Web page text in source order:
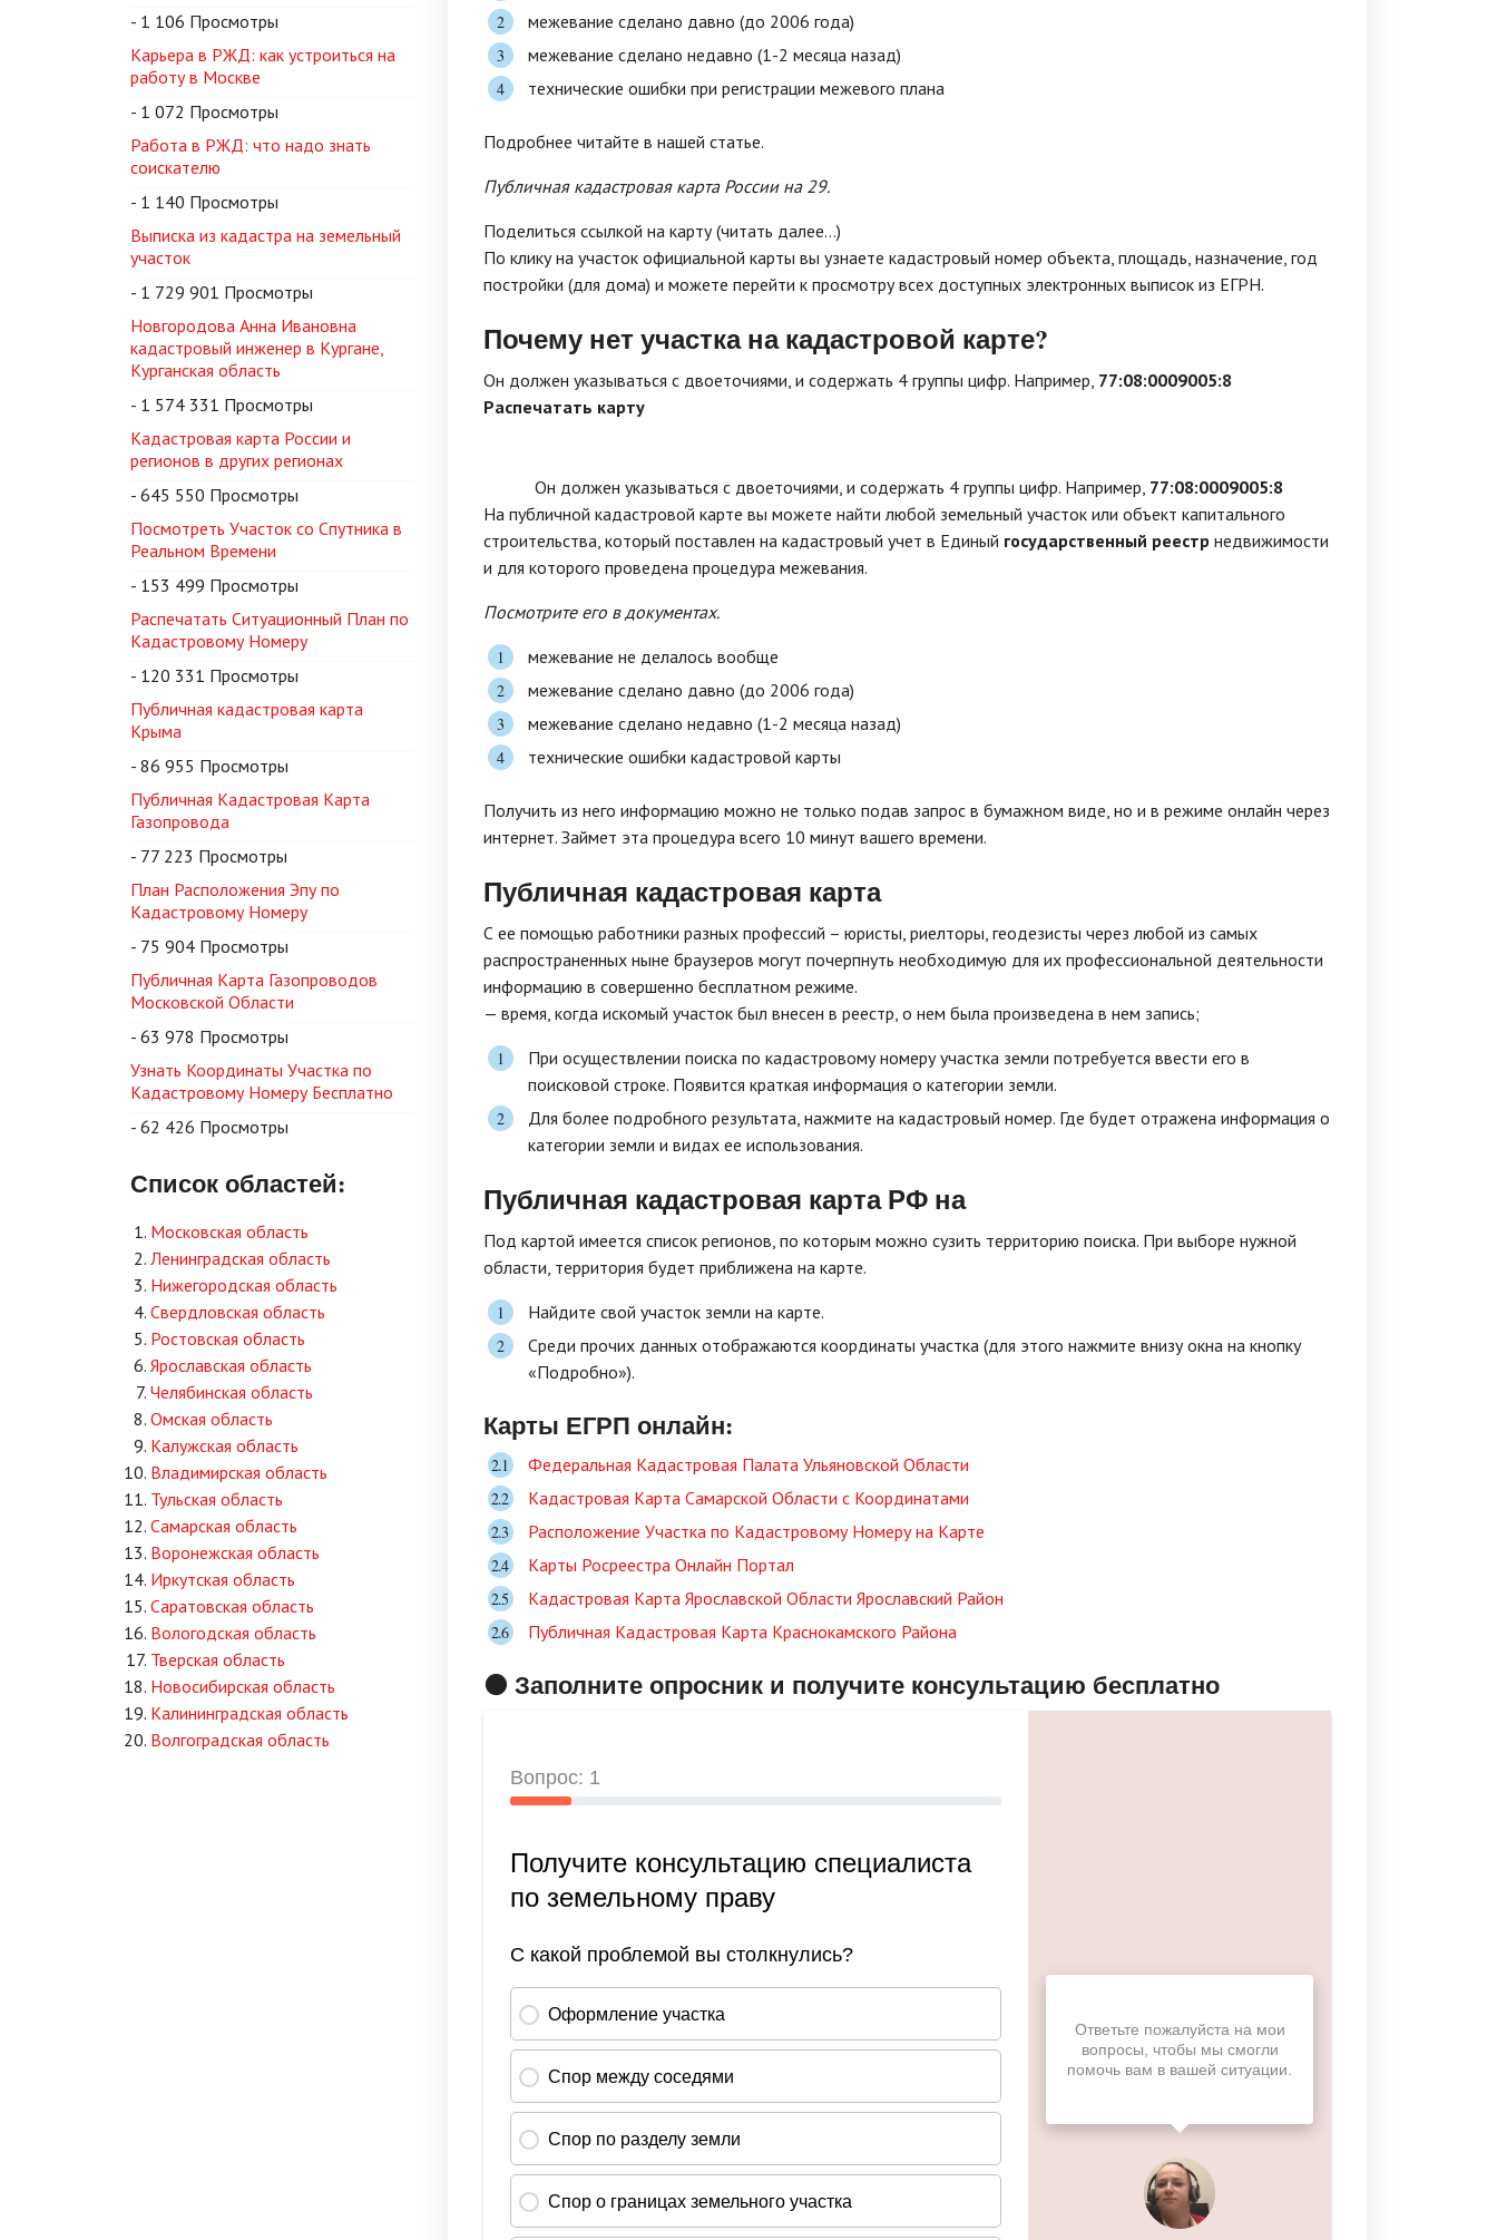
межевание сделано давно (до 2006 года)
межевание сделано недавно (1-2 месяца назад)
технические ошибки при регистрации межевого плана
Подробнее читайте в нашей статье.
Публичная кадастровая карта России на 29.
Поделиться ссылкой на карту (читать далее...)
По клику на участок официальной карты вы узнаете кадастровый номер объекта, площадь, назначение, год
постройки (для дома) и можете перейти к просмотру всех доступных электронных выписок из ЕГРН.
Почему нет участка на кадастровой карте?
Он должен указываться с двоеточиями, и содержать 4 группы цифр. Например, 77:08:0009005:8
Распечатать карту
Он должен указываться с двоеточиями, и содержать 4 группы цифр. Например, 77:08:0009005:8
На публичной кадастровой карте вы можете найти любой земельный участок или объект капитального
строительства, который поставлен на кадастровый учет в Единый государственный реестр недвижимости
и для которого проведена процедура межевания.
Посмотрите его в документах.
межевание не делалось вообще
межевание сделано давно (до 2006 года)
межевание сделано недавно (1-2 месяца назад)
технические ошибки кадастровой карты
Получить из него информацию можно не только подав запрос в бумажном виде, но и в режиме онлайн через
интернет. Займет эта процедура всего 10 минут вашего времени.
Публичная кадастровая карта
С ее помощью работники разных профессий – юристы, риелторы, геодезисты через любой из самых
распространенных ныне браузеров могут почерпнуть необходимую для их профессиональной деятельности
информацию в совершенно бесплатном режиме.
— время, когда искомый участок был внесен в реестр, о нем была произведена в нем запись;
При осуществлении поиска по кадастровому номеру участка земли потребуется ввести его в
поисковой строке. Появится краткая информация о категории земли.
Для более подробного результата, нажмите на кадастровый номер. Где будет отражена информация о
категории земли и видах ее использования.
Публичная кадастровая карта РФ на
Под картой имеется список регионов, по которым можно сузить территорию поиска. При выборе нужной
области, территория будет приближена на карте.
Найдите свой участок земли на карте.
Среди прочих данных отображаются координаты участка (для этого нажмите внизу окна на кнопку
«Подробно»).
Карты ЕГРП онлайн:
Федеральная Кадастровая Палата Ульяновской Области
Кадастровая Карта Самарской Области с Координатами
Расположение Участка по Кадастровому Номеру на Карте
Карты Росреестра Онлайн Портал
Кадастровая Карта Ярославской Области Ярославский Район
Публичная Кадастровая Карта Краснокамского Района
🟠 Заполните опросник и получите консультацию бесплатно
- 1 106 Просмотры
Карьера в РЖД: как устроиться на
работу в Москве
- 1 072 Просмотры
Работа в РЖД: что надо знать
соискателю
- 1 140 Просмотры
Выписка из кадастра на земельный
участок
- 1 729 901 Просмотры
Новгородова Анна Ивановна
кадастровый инженер в Кургане,
Курганская область
- 1 574 331 Просмотры
Кадастровая карта России и
регионов в других регионах
- 645 550 Просмотры
Посмотреть Участок со Спутника в
Реальном Времени
- 153 499 Просмотры
Распечатать Ситуационный План по
Кадастровому Номеру
- 120 331 Просмотры
Публичная кадастровая карта
Крыма
- 86 955 Просмотры
Публичная Кадастровая Карта
Газопровода
- 77 223 Просмотры
План Расположения Эпу по
Кадастровому Номеру
- 75 904 Просмотры
Публичная Карта Газопроводов
Московской Области
- 63 978 Просмотры
Узнать Координаты Участка по
Кадастровому Номеру Бесплатно
- 62 426 Просмотры
Список областей:
Московская область
Ленинградская область
Нижегородская область
Свердловская область
Ростовская область
Ярославская область
Челябинская область
Омская область
Калужская область
Владимирская область
Тульская область
Самарская область
Воронежская область
Иркутская область
Саратовская область
Вологодская область
Тверская область
Новосибирская область
Калининградская область
Волгоградская область